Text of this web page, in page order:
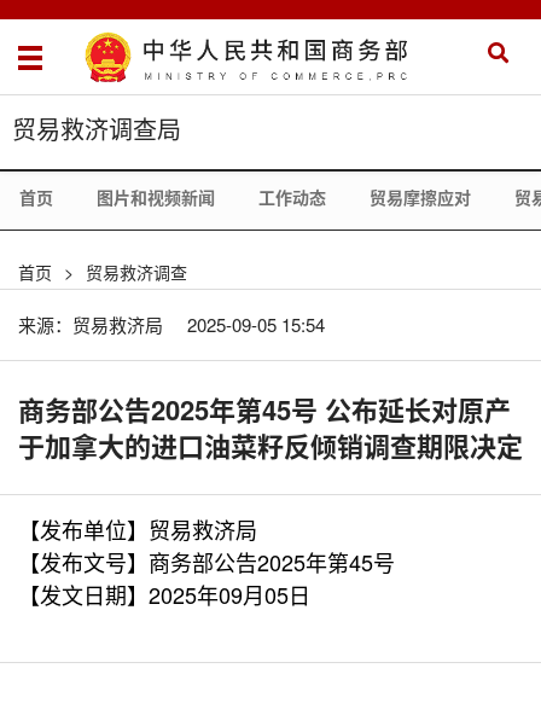
贸易救济调查局
首页 图片和视频新闻 工作动态 贸易摩擦应对 贸
首页 > 贸易救济调查
来源：贸易救济局 2025-09-05 15:54
商务部公告2025年第45号 公布延长对原产
于加拿大的进口油菜籽反倾销调查期限决定
【发布单位】贸易救济局
【发布文号】商务部公告2025年第45号
【发文日期】2025年09月05日